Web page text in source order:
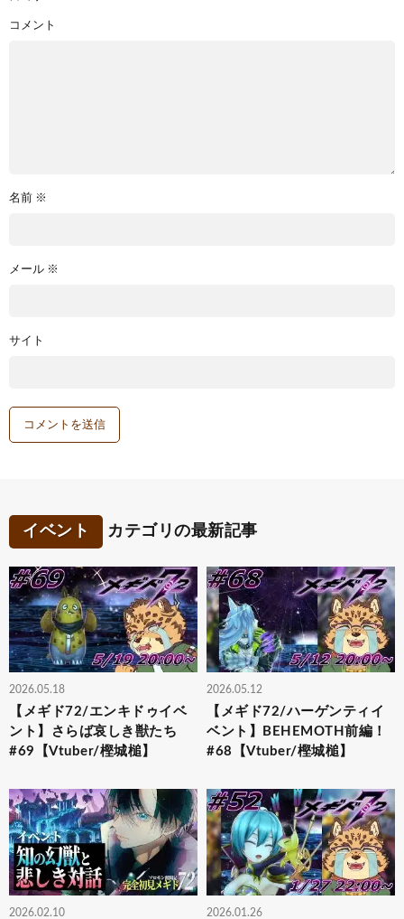
コメント
名前 ※
メール ※
サイト
イベント カテゴリの最新記事
2026.05.18
【メギド72/エンキドゥイベ
ント】さらば哀しき獣たち
#69【Vtuber/樫城槌】
2026.05.12
【メギド72/ハーゲンティイ
ベント】BEHEMOTH前編！
#68【Vtuber/樫城槌】
2026.02.10 2026.01.26